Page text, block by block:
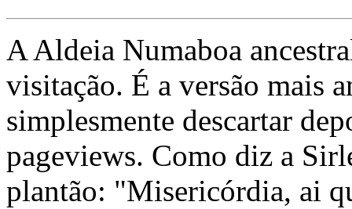
A Aldeia Numaboa
visitação. É a versão mais
simplesmente descartar
pageviews. Como diz a
plantão: "Misericórdia, ai